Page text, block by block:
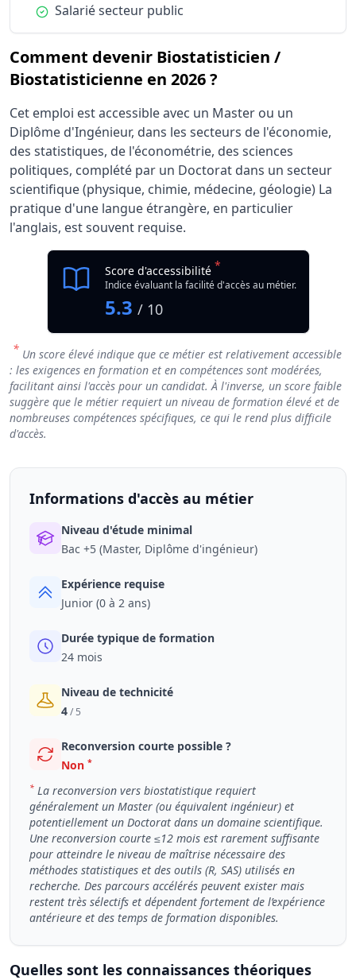
Condition :
Salarié secteur public
Comment devenir Biostatisticien /
Biostatisticienne en 2026 ?
Cet emploi est accessible avec un Master ou un
Diplôme d'Ingénieur, dans les secteurs de l'économie,
des statistiques, de l'économétrie, des sciences
politiques, complété par un Doctorat dans un secteur
scientifique (physique, chimie, médecine, géologie) La
pratique d'une langue étrangère, en particulier
l'anglais, est souvent requise.
Score d'accessibilité *
Indice évaluant la facilité d'accès au métier.
5.3 / 10
* Un score élevé indique que ce métier est relativement accessible
: les exigences en formation et en compétences sont modérées,
facilitant ainsi l'accès pour un candidat. À l'inverse, un score faible
suggère que le métier requiert un niveau de formation élevé et de
nombreuses compétences spécifiques, ce qui le rend plus difficile
d'accès.
Informations d'accès au métier
Niveau d'étude minimal
Bac +5 (Master, Diplôme d'ingénieur)
Expérience requise
Junior (0 à 2 ans)
Durée typique de formation
24 mois
Niveau de technicité
4/ 5
Reconversion courte possible ?
Non *
* La reconversion vers biostatistique requiert
généralement un Master (ou équivalent ingénieur) et
potentiellement un Doctorat dans un domaine scientifique.
Une reconversion courte ≤12 mois est rarement suffisante
pour atteindre le niveau de maîtrise nécessaire des
méthodes statistiques et des outils (R, SAS) utilisés en
recherche. Des parcours accélérés peuvent exister mais
restent très sélectifs et dépendent fortement de l’expérience
antérieure et des temps de formation disponibles.
Quelles sont les connaissances théoriques